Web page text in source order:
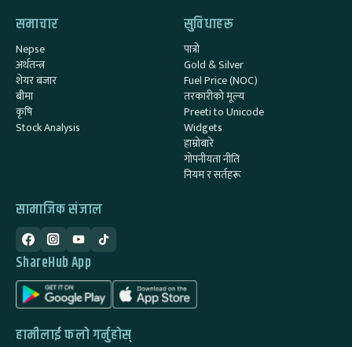
समाचार
Nepse
अर्थतन्त्र
शेयर बजार
बीमा
कृषि
Stock Analysis
सुविधाहरू
पात्रो
Gold & Silver
Fuel Price (NOC)
तरकारीको मूल्य
Preeti to Unicode
Widgets
हाम्रोबारे
गोपनीयता नीति
नियम र सर्तहरू
सामाजिक संजाल
ShareHub App
हामीलाई फलो गर्नुहोस्